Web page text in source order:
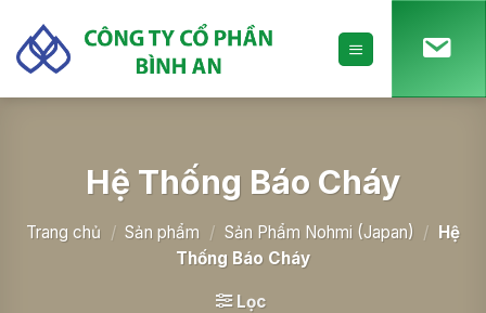
content
Hệ Thống Báo Cháy
Trang chủ / Sản phẩm / Sản Phẩm Nohmi (Japan) /
Hệ
Thống Báo Cháy
Lọc